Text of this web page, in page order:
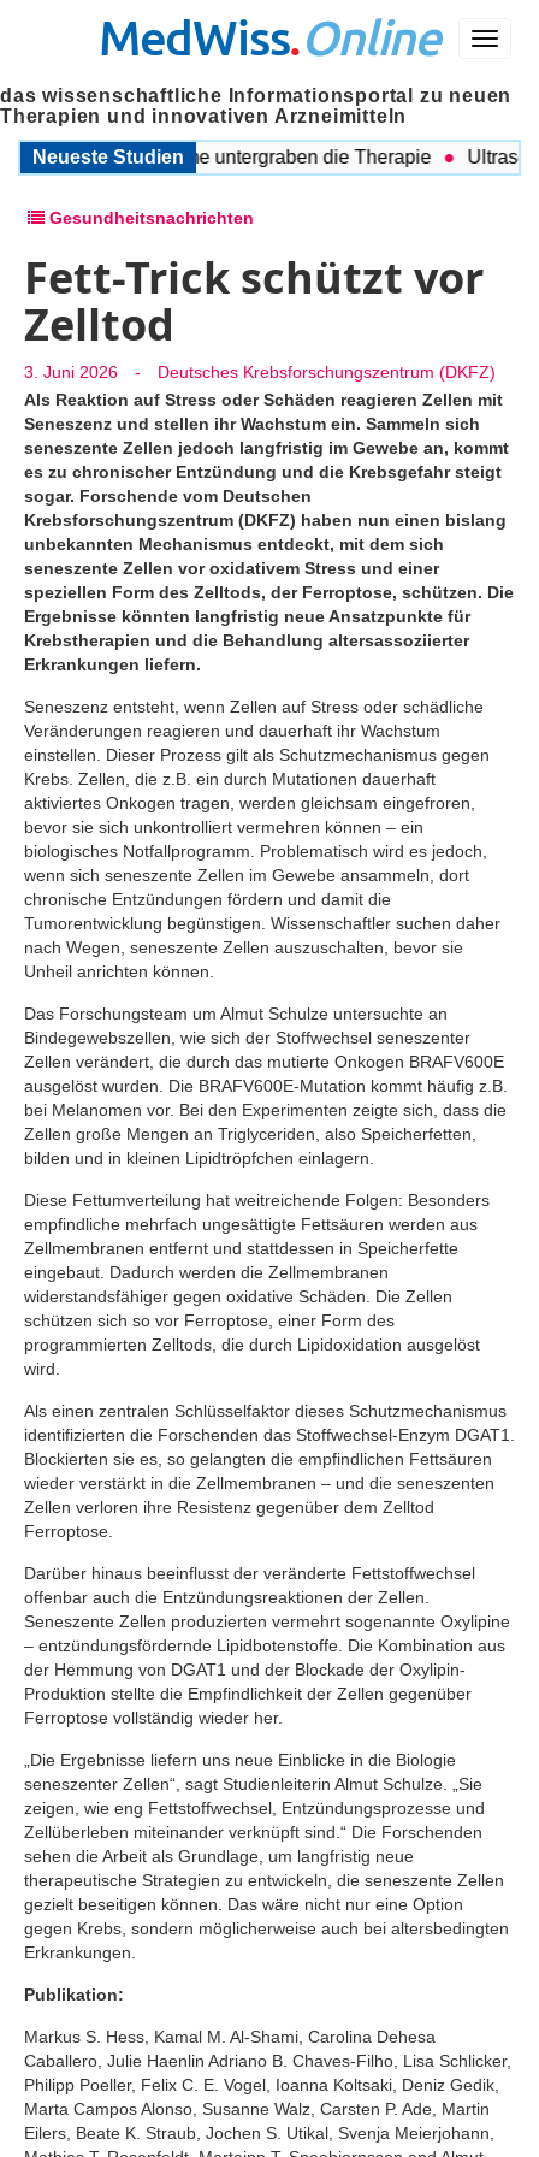
Menü
MedWiss.Online
das wissenschaftliche Informationsportal zu neuen
Therapien und innovativen Arzneimitteln
Neueste Studien
Probleme untergraben die Therapie Ultraschall
Gesundheitsnachrichten
Fett-Trick schützt vor
Zelltod
3. Juni 2026 -
Deutsches Krebsforschungszentrum (DKFZ)
Als Reaktion auf Stress oder Schäden reagieren Zellen mit
Seneszenz und stellen ihr Wachstum ein. Sammeln sich
seneszente Zellen jedoch langfristig im Gewebe an, kommt
es zu chronischer Entzündung und die Krebsgefahr steigt
sogar. Forschende vom Deutschen
Krebsforschungszentrum (DKFZ) haben nun einen bislang
unbekannten Mechanismus entdeckt, mit dem sich
seneszente Zellen vor oxidativem Stress und einer
speziellen Form des Zelltods, der Ferroptose, schützen. Die
Ergebnisse könnten langfristig neue Ansatzpunkte für
Krebstherapien und die Behandlung altersassoziierter
Erkrankungen liefern.
Seneszenz entsteht, wenn Zellen auf Stress oder schädliche
Veränderungen reagieren und dauerhaft ihr Wachstum
einstellen. Dieser Prozess gilt als Schutzmechanismus gegen
Krebs. Zellen, die z.B. ein durch Mutationen dauerhaft
aktiviertes Onkogen tragen, werden gleichsam eingefroren,
bevor sie sich unkontrolliert vermehren können – ein
biologisches Notfallprogramm. Problematisch wird es jedoch,
wenn sich seneszente Zellen im Gewebe ansammeln, dort
chronische Entzündungen fördern und damit die
Tumorentwicklung begünstigen. Wissenschaftler suchen daher
nach Wegen, seneszente Zellen auszuschalten, bevor sie
Unheil anrichten können.
Das Forschungsteam um Almut Schulze untersuchte an
Bindegewebszellen, wie sich der Stoffwechsel seneszenter
Zellen verändert, die durch das mutierte Onkogen BRAFV600E
ausgelöst wurden. Die BRAFV600E-Mutation kommt häufig z.B.
bei Melanomen vor. Bei den Experimenten zeigte sich, dass die
Zellen große Mengen an Triglyceriden, also Speicherfetten,
bilden und in kleinen Lipidtröpfchen einlagern.
Diese Fettumverteilung hat weitreichende Folgen: Besonders
empfindliche mehrfach ungesättigte Fettsäuren werden aus
Zellmembranen entfernt und stattdessen in Speicherfette
eingebaut. Dadurch werden die Zellmembranen
widerstandsfähiger gegen oxidative Schäden. Die Zellen
schützen sich so vor Ferroptose, einer Form des
programmierten Zelltods, die durch Lipidoxidation ausgelöst
wird.
Als einen zentralen Schlüsselfaktor dieses Schutzmechanismus
identifizierten die Forschenden das Stoffwechsel-Enzym DGAT1.
Blockierten sie es, so gelangten die empfindlichen Fettsäuren
wieder verstärkt in die Zellmembranen – und die seneszenten
Zellen verloren ihre Resistenz gegenüber dem Zelltod
Ferroptose.
Darüber hinaus beeinflusst der veränderte Fettstoffwechsel
offenbar auch die Entzündungsreaktionen der Zellen.
Seneszente Zellen produzierten vermehrt sogenannte Oxylipine
– entzündungsfördernde Lipidbotenstoffe. Die Kombination aus
der Hemmung von DGAT1 und der Blockade der Oxylipin-
Produktion stellte die Empfindlichkeit der Zellen gegenüber
Ferroptose vollständig wieder her.
„Die Ergebnisse liefern uns neue Einblicke in die Biologie
seneszenter Zellen“, sagt Studienleiterin Almut Schulze. „Sie
zeigen, wie eng Fettstoffwechsel, Entzündungsprozesse und
Zellüberleben miteinander verknüpft sind.“ Die Forschenden
sehen die Arbeit als Grundlage, um langfristig neue
therapeutische Strategien zu entwickeln, die seneszente Zellen
gezielt beseitigen können. Das wäre nicht nur eine Option
gegen Krebs, sondern möglicherweise auch bei altersbedingten
Erkrankungen.
Publikation:
Markus S. Hess, Kamal M. Al-Shami, Carolina Dehesa
Caballero, Julie Haenlin Adriano B. Chaves-Filho, Lisa Schlicker,
Philipp Poeller, Felix C. E. Vogel, Ioanna Koltsaki, Deniz Gedik,
Marta Campos Alonso, Susanne Walz, Carsten P. Ade, Martin
Eilers, Beate K. Straub, Jochen S. Utikal, Svenja Meierjohann,